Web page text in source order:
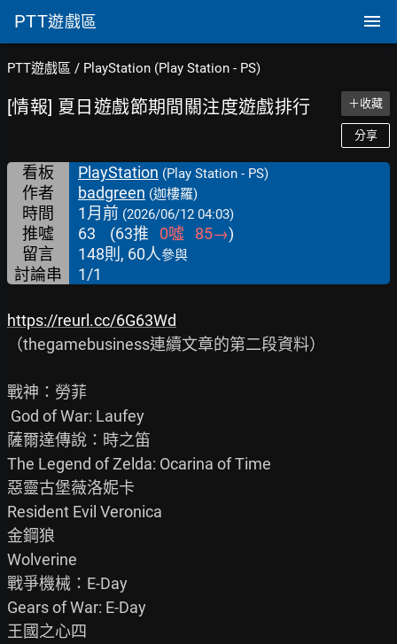
PTT遊戲區
PTT遊戲區 / PlayStation (Play Station - PS)
[情報] 夏日遊戲節期間關注度遊戲排行 ＋收藏
分享
看板 PlayStation (Play Station - PS)
作者 badgreen (迦樓羅)
時間 1月前 (2026/06/12 04:03)
推噓 63 (63推 0噓 85→)
留言
148則, 60人參與
討論串 1/1
https://reurl.cc/6G63Wd
（thegamebusiness連續文章的第二段資料）
戰神：勞菲
薩爾達傳說：時之笛
The Legend of Zelda: Ocarina of Time
惡靈古堡薇洛妮卡
Resident Evil Veronica
金鋼狼
Wolverine
戰爭機械：E-Day
Gears of War: E-Day
王國之心四